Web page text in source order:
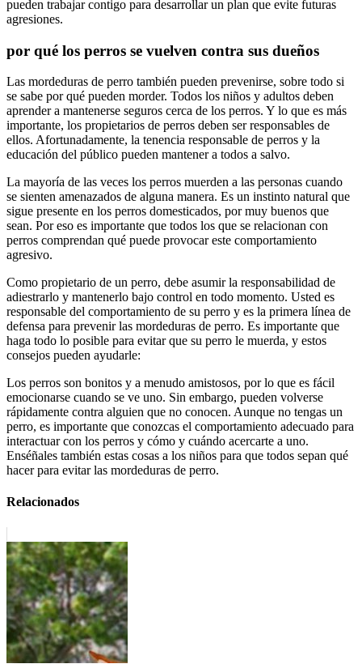
pueden trabajar contigo para desarrollar un plan que evite futuras
agresiones.
por qué los perros se vuelven contra sus dueños
Las mordeduras de perro también pueden prevenirse, sobre todo si
se sabe por qué pueden morder. Todos los niños y adultos deben
aprender a mantenerse seguros cerca de los perros. Y lo que es más
importante, los propietarios de perros deben ser responsables de
ellos. Afortunadamente, la tenencia responsable de perros y la
educación del público pueden mantener a todos a salvo.
La mayoría de las veces los perros muerden a las personas cuando
se sienten amenazados de alguna manera. Es un instinto natural que
sigue presente en los perros domesticados, por muy buenos que
sean. Por eso es importante que todos los que se relacionan con
perros comprendan qué puede provocar este comportamiento
agresivo.
Como propietario de un perro, debe asumir la responsabilidad de
adiestrarlo y mantenerlo bajo control en todo momento. Usted es
responsable del comportamiento de su perro y es la primera línea de
defensa para prevenir las mordeduras de perro. Es importante que
haga todo lo posible para evitar que su perro le muerda, y estos
consejos pueden ayudarle:
Los perros son bonitos y a menudo amistosos, por lo que es fácil
emocionarse cuando se ve uno. Sin embargo, pueden volverse
rápidamente contra alguien que no conocen. Aunque no tengas un
perro, es importante que conozcas el comportamiento adecuado para
interactuar con los perros y cómo y cuándo acercarte a uno.
Enséñales también estas cosas a los niños para que todos sepan qué
hacer para evitar las mordeduras de perro.
Relacionados